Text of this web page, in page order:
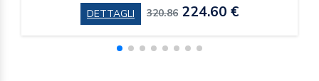
DETTAGLI 320.86 224.60 €